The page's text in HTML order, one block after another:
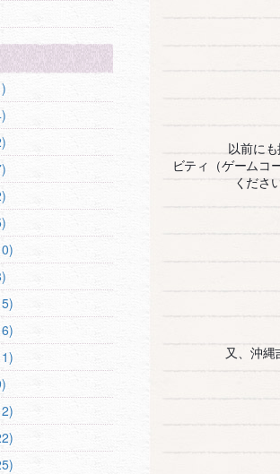
以前に
ビティ（ゲームコ
くださ
又、沖縄